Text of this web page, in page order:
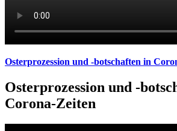
Osterprozession und -botschaften in
Osterprozession und -
Corona-Zeiten